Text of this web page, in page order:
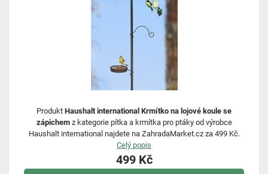
Produkt Haushalt international Krmítko na lojové koule se
zápichemz kategorie pítka a krmítka pro ptáky od výrobce
Haushalt international najdete na ZahradaMarket.cz za 499 Kč.
Celý popis
499 Kč